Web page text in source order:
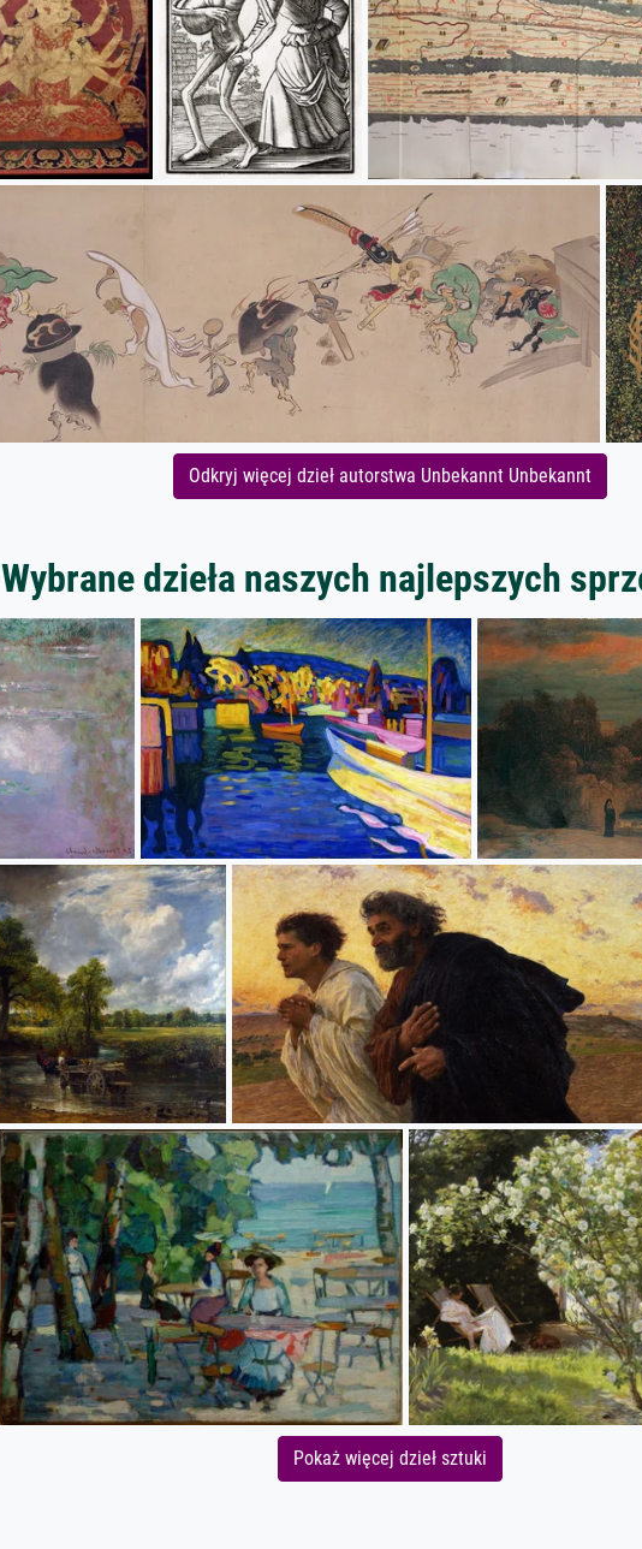
Odkryj więcej dzieł autorstwa Unbekannt Unbekannt
Wybrane dzieła naszych najlepszych
Pokaż więcej dzieł sztuki